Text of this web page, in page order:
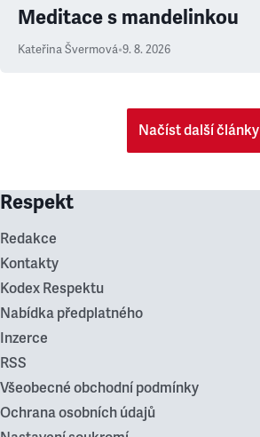
Meditace s mandelinkou
Kateřina Švermová•9. 8. 2026
Načíst další články
Respekt
Redakce
Kontakty
Kodex Respektu
Nabídka předplatného
Inzerce
RSS
Všeobecné obchodní podmínky
Ochrana osobních údajů